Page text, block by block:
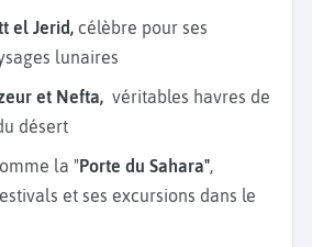
côtières telles que
Sfax
Sousse
Djerba. De plus, la ville de Sfax
Ces îles éloignées des terres
calme et sérénité. Si vous êtes
partez faire un
el Jerid, célèbre pour ses
lunaires
et Nefta, véritables havres de
désert
la "Porte du Sahara",
et ses excursions dans le